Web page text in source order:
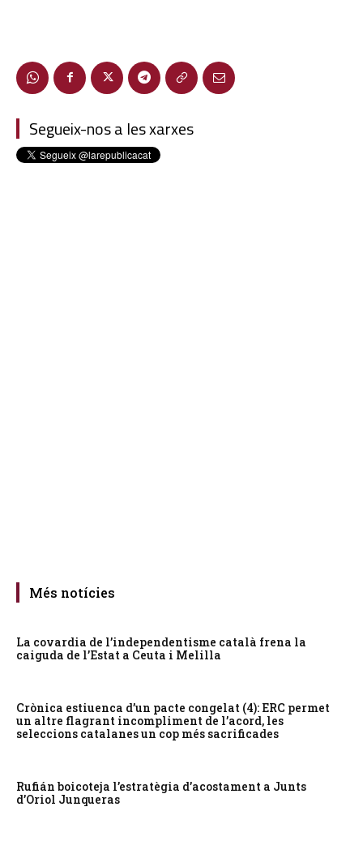
Segueix-nos a les xarxes
Més notícies
La covardia de l’independentisme català frena la
caiguda de l’Estat a Ceuta i Melilla
Crònica estiuenca d’un pacte congelat (4): ERC permet
un altre flagrant incompliment de l’acord, les
seleccions catalanes un cop més sacrificades
Rufián boicoteja l’estratègia d’acostament a Junts
d’Oriol Junqueras